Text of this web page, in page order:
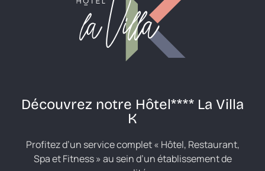
Découvrez notre Hôtel**** La Villa
K
Profitez d’un service complet « Hôtel, Restaurant,
Spa et Fitness » au sein d’un établissement de